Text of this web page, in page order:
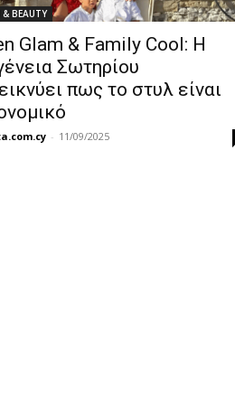
BEAUTY
Glam & Family Cool: Η
Σωτηρίου
πως το στυλ είναι
- 11/09/2025